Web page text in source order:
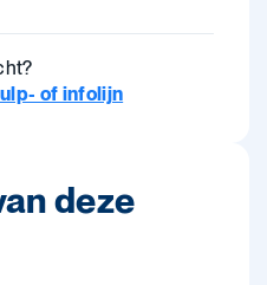
of infolijn
deze